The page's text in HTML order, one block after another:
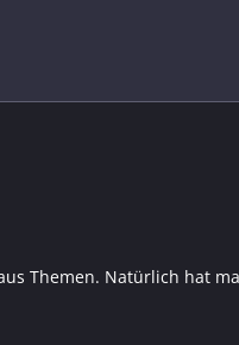
Themen. Natürlich hat